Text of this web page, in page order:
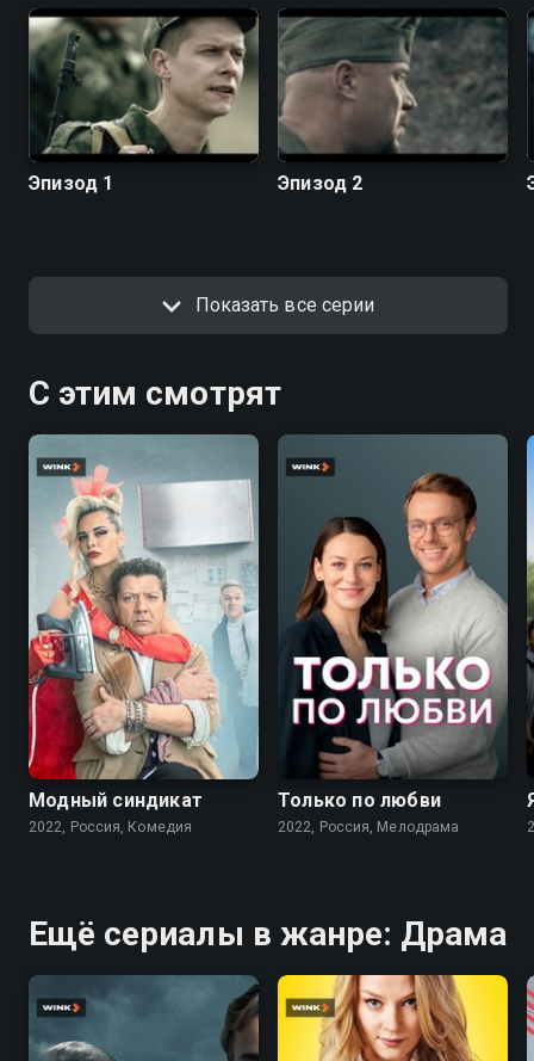
Эпизод 1 Эпизод 2
Показать все серии
С этим смотрят
7.6
Модный синдикат
2022, Россия, Комедия
Только по любви
2022, Россия, Мелодрама
Ещё сериалы в жанре: Драма